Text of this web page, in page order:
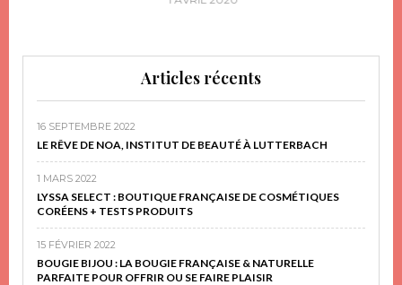
Articles récents
16 SEPTEMBRE 2022
LE RÊVE DE NOA, INSTITUT DE BEAUTÉ À LUTTERBACH
1 MARS 2022
LYSSA SELECT : BOUTIQUE FRANÇAISE DE COSMÉTIQUES
CORÉENS + TESTS PRODUITS
15 FÉVRIER 2022
BOUGIE BIJOU : LA BOUGIE FRANÇAISE & NATURELLE
PARFAITE POUR OFFRIR OU SE FAIRE PLAISIR